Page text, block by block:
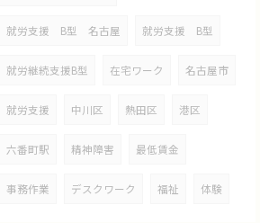
就労支援 B型 名古屋 就労支援 B型
就労継続支援B型 在宅ワーク 名古屋市
就労支援 中川区 熱田区 港区
六番町駅 精神障害 最低賃金
事務作業 デスクワーク 福祉 体験